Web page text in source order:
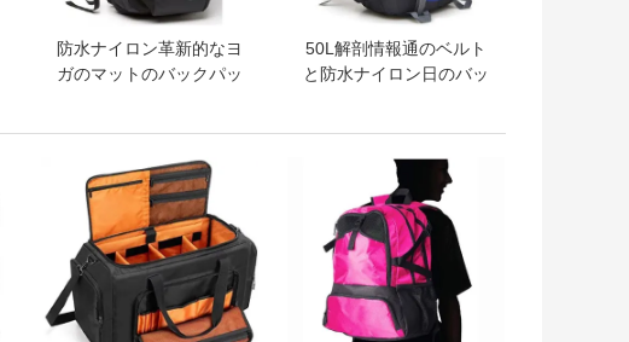
防水ナイロン革新的なヨ
ガのマットのバックパッ
50L解剖情報通のベルト
と防水ナイロン日のバッ
ベストプライス ベストプライス